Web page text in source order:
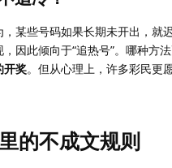
某些号码如果长期未开出，就
因此倾向于“追热号”。哪种方
开奖。但从心理上，许多彩民更
的不成文规则